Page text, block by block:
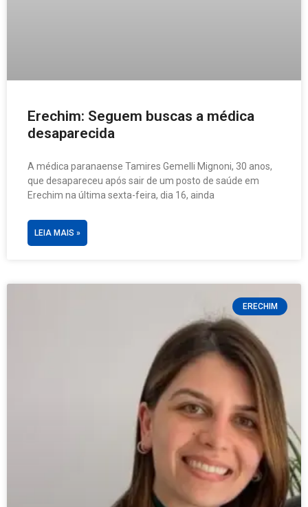
Erechim: Seguem buscas a médica
desaparecida
A médica paranaense Tamires Gemelli Mignoni, 30 anos,
que desapareceu após sair de um posto de saúde em
Erechim na última sexta-feira, dia 16, ainda
LEIA MAIS »
ERECHIM